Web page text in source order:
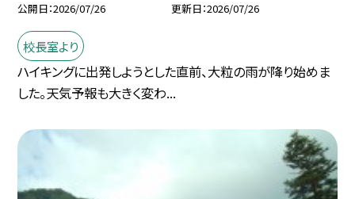
公開日 2026/07/26 更新日 2026/07/26
校長室より
ハイキングに出発しようとした直前、大粒の雨が降り始めま
した。天気予報も大きく変わ...